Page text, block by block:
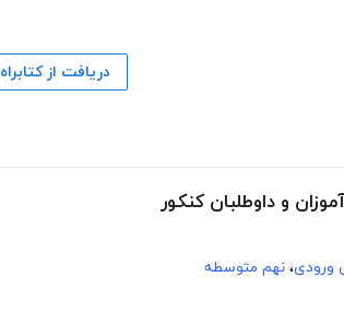
دریافت از کتابراه
و داوطلبان کنکور
ورودی، نهم متوسطه